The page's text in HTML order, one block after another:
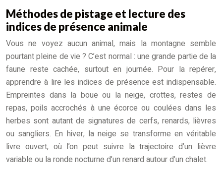
Méthodes de pistage et lecture des
indices de présence animale
Vous ne voyez aucun animal, mais la montagne semble
pourtant pleine de vie ? C’est normal : une grande partie de la
faune reste cachée, surtout en journée. Pour la repérer,
apprendre à lire les indices de présence est indispensable.
Empreintes dans la boue ou la neige, crottes, restes de
repas, poils accrochés à une écorce ou coulées dans les
herbes sont autant de signatures de cerfs, renards, lièvres
ou sangliers. En hiver, la neige se transforme en véritable
livre ouvert, où l’on peut suivre la trajectoire d’un lièvre
variable ou la ronde nocturne d’un renard autour d’un chalet.